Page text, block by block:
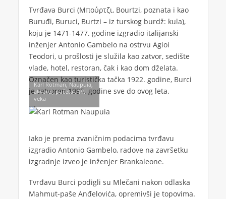
Tvrđava Burci (Μπούρτζι, Bourtzi, poznata i kao
Buruđi, Buruci, Burtzi – iz turskog burdž: kula),
koju je 1471-1477. godine izgradio italijanski
inženjer Antonio Gambelo na ostrvu Agioi
Teodori, u prošlosti je služila kao zatvor, sedište
vlade, hotel, restoran, čak i kao dom dželata.
Označen kao turistička tačka 1922. godine, Burci
je zatvoren 1995. godine sve do ovog leta.
Karl Rotman, Naupuia,
akvarel, početak 19.
veka
Iako je prema zvaničnim podacima tvrđavu
izgradio Antonio Gambelo, radove na završetku
izgradnje izveo je inženjer Brankaleone.
Tvrđavu Burci podigli su Mlečani nakon odlaska
Mahmut-paše Anđelovića, opremivši je topovima.